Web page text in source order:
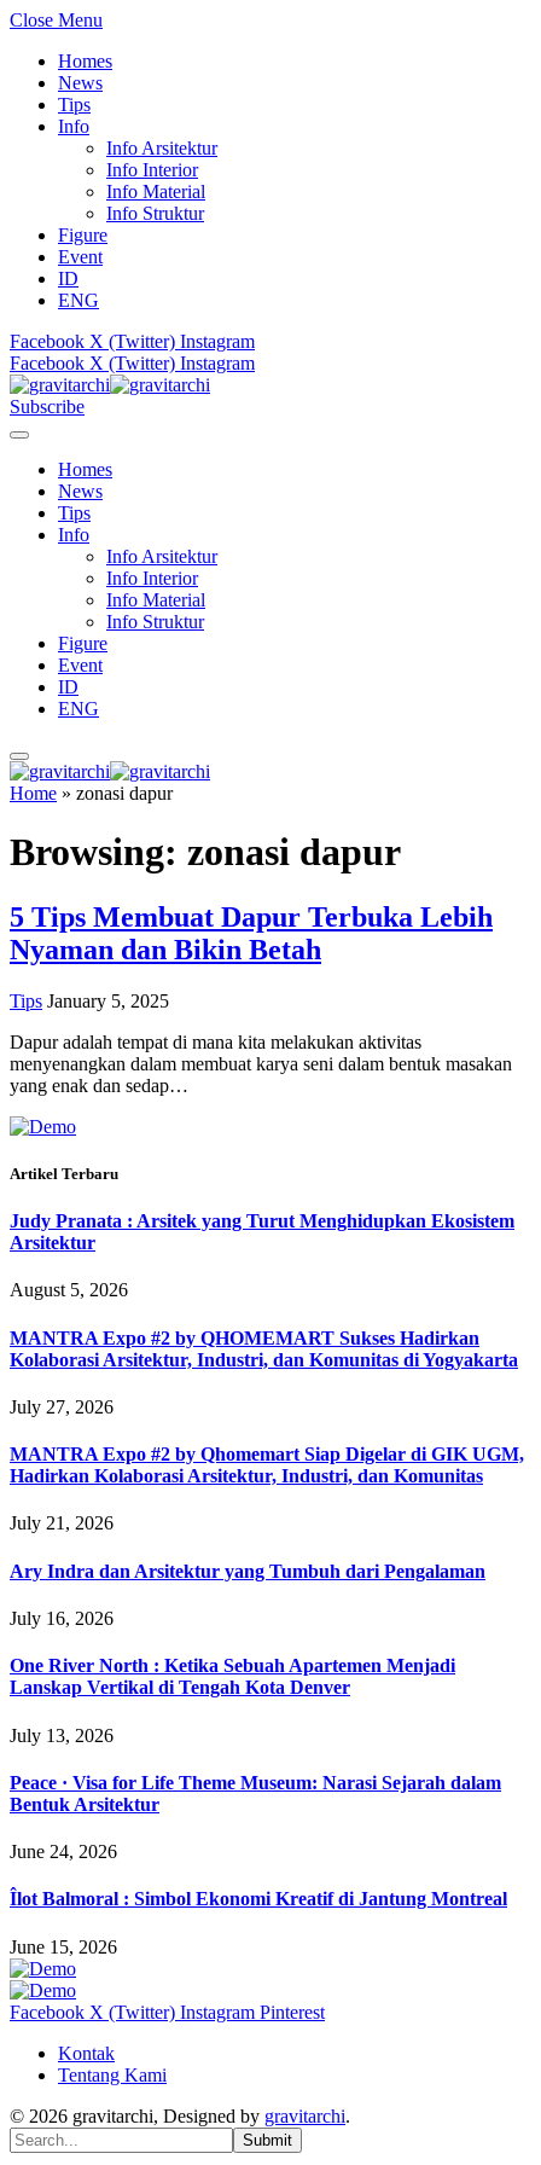
Close Menu
Homes
News
Tips
Info
Info Arsitektur
Info Interior
Info Material
Info Struktur
Figure
Event
ID
ENG
Facebook X (Twitter) Instagram
Facebook X (Twitter) Instagram
Subscribe
Homes
News
Tips
Info
Info Arsitektur
Info Interior
Info Material
Info Struktur
Figure
Event
ID
ENG
Home » zonasi dapur
Browsing: zonasi dapur
5 Tips Membuat Dapur Terbuka Lebih
Nyaman dan Bikin Betah
Tips January 5, 2025
Dapur adalah tempat di mana kita melakukan aktivitas
menyenangkan dalam membuat karya seni dalam bentuk masakan
yang enak dan sedap…
Artikel Terbaru
Judy Pranata : Arsitek yang Turut Menghidupkan Ekosistem
Arsitektur
August 5, 2026
MANTRA Expo #2 by QHOMEMART Sukses Hadirkan
Kolaborasi Arsitektur, Industri, dan Komunitas di Yogyakarta
July 27, 2026
MANTRA Expo #2 by Qhomemart Siap Digelar di GIK UGM,
Hadirkan Kolaborasi Arsitektur, Industri, dan Komunitas
July 21, 2026
Ary Indra dan Arsitektur yang Tumbuh dari Pengalaman
July 16, 2026
One River North : Ketika Sebuah Apartemen Menjadi
Lanskap Vertikal di Tengah Kota Denver
July 13, 2026
Peace · Visa for Life Theme Museum: Narasi Sejarah dalam
Bentuk Arsitektur
June 24, 2026
Îlot Balmoral : Simbol Ekonomi Kreatif di Jantung Montreal
June 15, 2026
Facebook X (Twitter) Instagram Pinterest
Kontak
Tentang Kami
© 2026 gravitarchi, Designed by gravitarchi.
Submit